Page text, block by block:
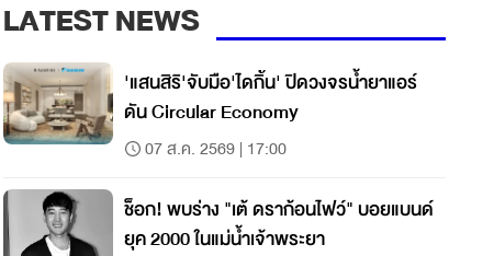
LATEST NEWS
'แสนสิริ'จับมือ'ไดกิ้น' ปิดวงจรน้ำยาแอร์
ดัน Circular Economy
07 ส.ค. 2569 | 17:00
ช็อก! พบร่าง "เต้ ดราก้อนไฟว์" บอยแบนด์
ยุค 2000 ในแม่น้ำเจ้าพระยา